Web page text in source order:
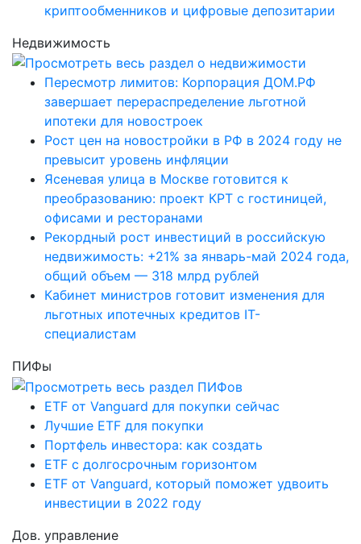
криптообменников и цифровые депозитарии
Недвижимость
Пересмотр лимитов: Корпорация ДОМ.РФ
завершает перераспределение льготной
ипотеки для новостроек
Рост цен на новостройки в РФ в 2024 году не
превысит уровень инфляции
Ясеневая улица в Москве готовится к
преобразованию: проект КРТ с гостиницей,
офисами и ресторанами
Рекордный рост инвестиций в российскую
недвижимость: +21% за январь-май 2024 года,
общий объем — 318 млрд рублей
Кабинет министров готовит изменения для
льготных ипотечных кредитов IT-
специалистам
ПИФы
ETF от Vanguard для покупки сейчас
Лучшие ETF для покупки
Портфель инвестора: как создать
ETF с долгосрочным горизонтом
ETF от Vanguard, который поможет удвоить
инвестиции в 2022 году
Дов. управление